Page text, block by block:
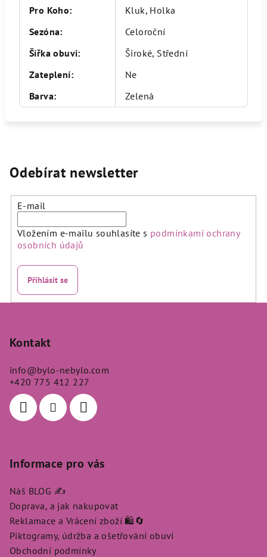
Pro Koho:
Kluk, Holka
Sezóna:
Celoroční
Šířka obuvi:
Široké, Střední
Zateplení:
Ne
Barva: Zelená
Odebírat newsletter
E-mail
Vložením e-mailu souhlasíte s podmínkami ochrany
osobních údajů
Přihlásit se
Kontakt
info@bylo-nebylo.com
+420 775 412 227
Informace pro vás
Náš BLOG ✍️
Doprava, a jak nakupovat
Reklamace a Vrácení zboží 🛍️🔄
Piktogramy, údržba a ošetřování obuvi
Obchodní podmínky